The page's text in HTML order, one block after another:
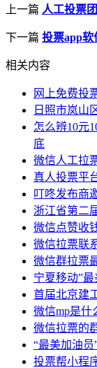
上一篇 人工投票
下一篇 投票app软
相关内容
网上免费投
日照市岚山
怎么辨10元
底
微信人工拉
真人投票平
叮咚发布商
浙江省第二
微信点赞收
微信拉票联
微信群拉票
宁夏移动”
首届北京建
微信mp是什
微信拉票的
“最美加油员
投票帮小程